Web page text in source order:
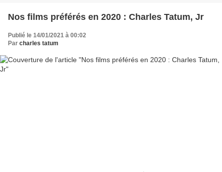
Nos films préférés en 2020 : Charles Tatum, Jr
Publié le 14/01/2021 à 00:02
Par charles tatum